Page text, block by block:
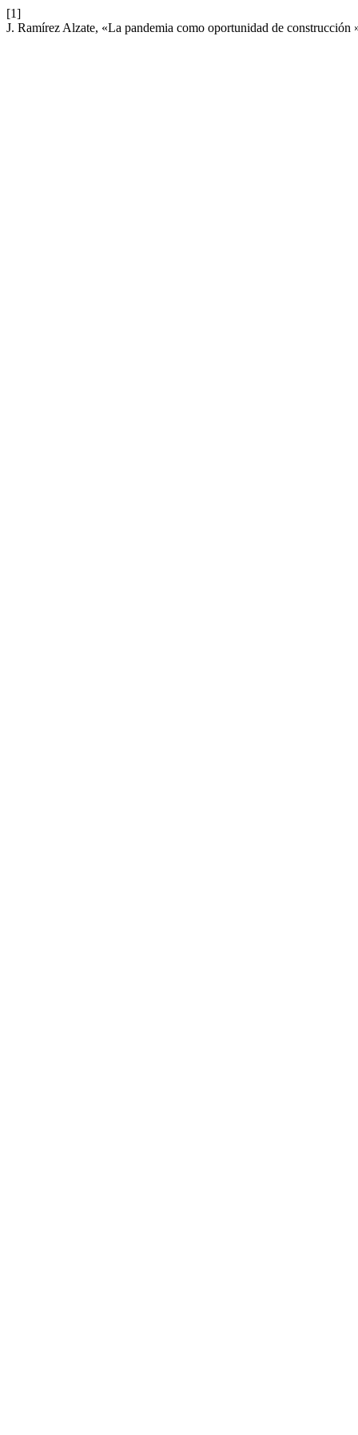
[1]
J. Ramírez Alzate, «La pandemia como oportunidad de construcción